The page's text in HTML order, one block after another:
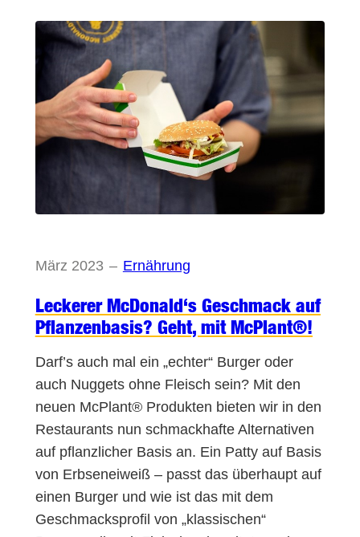
März 2023 – Ernährung
Leckerer McDonald‘s Geschmack auf
Pflanzenbasis? Geht, mit McPlant®!
Darf’s auch mal ein „echter“ Burger oder
auch Nuggets ohne Fleisch sein? Mit den
neuen McPlant® Produkten bieten wir in den
Restaurants nun schmackhafte Alternativen
auf pflanzlicher Basis an. Ein Patty auf Basis
von Erbseneiweiß – passt das überhaupt auf
einen Burger und wie ist das mit dem
Geschmacksprofil von „klassischen“